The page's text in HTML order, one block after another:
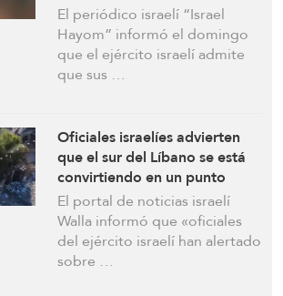
atrapado en una trampa
estratégica en el sur del
Líbano
El periódico israelí “Israel
Hayom” informó el domingo
que el ejército israelí admite
que sus …
Oficiales israelíes advierten
que el sur del Líbano se está
convirtiendo en un punto
débil. “Israel Hayom”: La
emboscada estratégica
preparada para Hezbolá se
nos ha vuelto en contra
El portal de noticias israelí
Walla informó que «oficiales
del ejército israelí han alertado
sobre …